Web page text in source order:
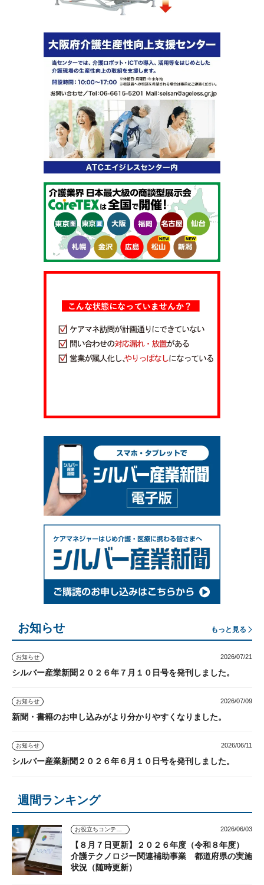
お知らせ もっと見る
お知らせ 2026/07/21
シルバー産業新聞２０２６年７月１０日号を発刊しました。
お知らせ 2026/07/09
新聞・書籍のお申し込みがより分かりやすくなりました。
お知らせ 2026/06/11
シルバー産業新聞２０２６年６月１０日号を発刊しました。
週間ランキング
お役立ちコンテンツ 2026/06/03
【８月７日更新】２０２６年度（令和８年度）
介護テクノロジー関連補助事業 都道府県の実施
状況（随時更新）